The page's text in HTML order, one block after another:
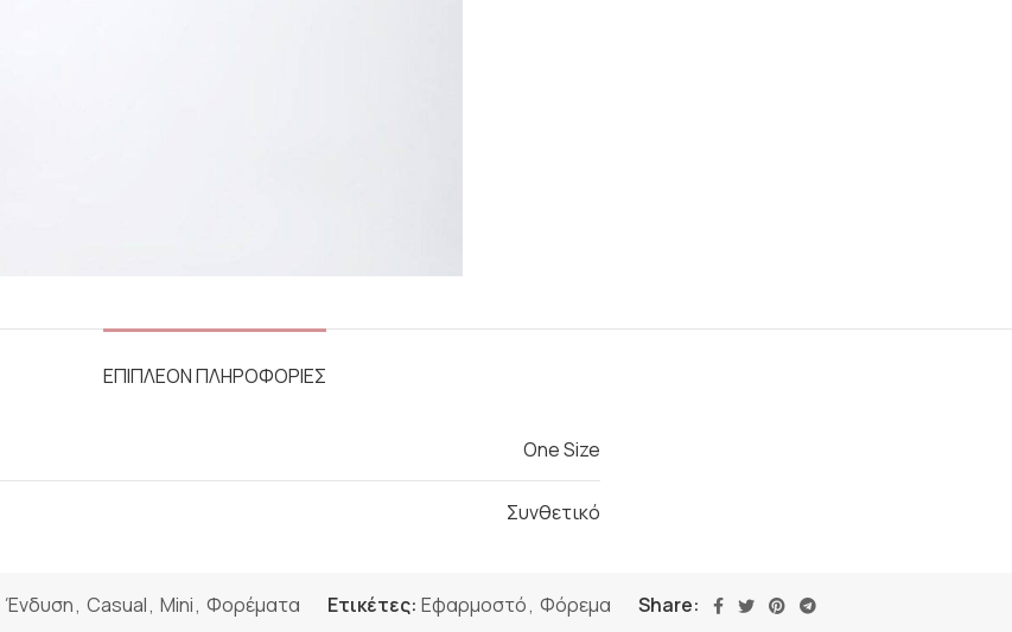
ΕΠΙΠΛΕΟΝ ΠΛΗΡΟΦΟΡΙΕΣ
One Size
Συνθετικό
Ένδυση, Casual, Mini, Φορέματα Ετικέτες: Εφαρμοστό, Φόρεμα Share: